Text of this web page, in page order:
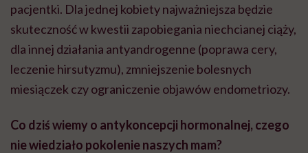
pacjentki. Dla jednej kobiety najważniejsza będzie
skuteczność w kwestii zapobiegania niechcianej ciąży,
dla innej działania antyandrogenne (poprawa cery,
leczenie hirsutyzmu), zmniejszenie bolesnych
miesiączek czy ograniczenie objawów endometriozy.
Co dziś wiemy o antykoncepcji hormonalnej, czego
nie wiedziało pokolenie naszych mam?